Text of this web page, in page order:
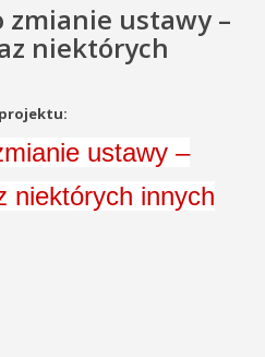
zmianie ustawy –
niektórych
ustawy –
niektórych innych